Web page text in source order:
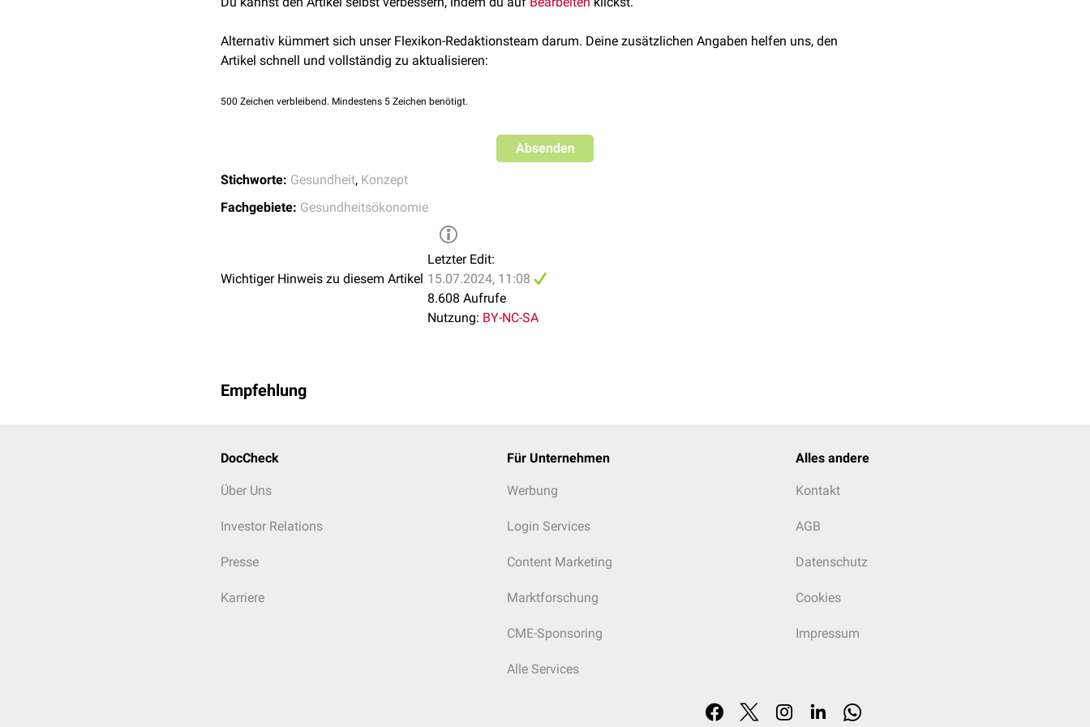
physische Gesundheit als "nicht gut" wahrgenommen?
psychische Gesundheit als "nicht gut" wahrgenommen?
Einschränkung in täglichen Aktivitäten durch physische oder psychische Krankheit in den vergangenen 30
Alternativ kümmert sich unser Flexikon-Redaktionsteam darum. Deine zusätzlichen Angaben helfen uns, den
Artikel schnell und vollständig zu aktualisieren:
500 Zeichen verbleibend. Mindestens 5 Zeichen benötigt.
Absenden
Stichworte: Gesundheit, Konzept
Fachgebiete: Gesundheitsökonomie
Wichtiger Hinweis zu diesem Artikel
Letzter Edit:
15.07.2024, 11:08
8.608 Aufrufe
Nutzung: BY-NC-SA
Empfehlung
DocCheck
Über Uns
Investor Relations
Presse
Karriere
Für Unternehmen
Werbung
Login Services
Content Marketing
Marktforschung
CME-Sponsoring
Alle Services
Alles andere
Kontakt
AGB
Datenschutz
Cookies
Impressum